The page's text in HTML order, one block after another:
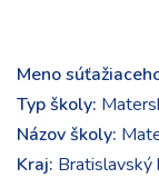
Meno
Typ školy:
Názov školy:
Kraj: Bratislavský